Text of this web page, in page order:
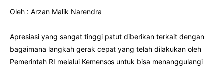
Oleh : Arzan Malik Narendra
Apresiasi yang sangat tinggi patut diberikan terkait dengan
bagaimana langkah gerak cepat yang telah dilakukan oleh
Pemerintah RI melalui Kemensos untuk bisa menanggulangi